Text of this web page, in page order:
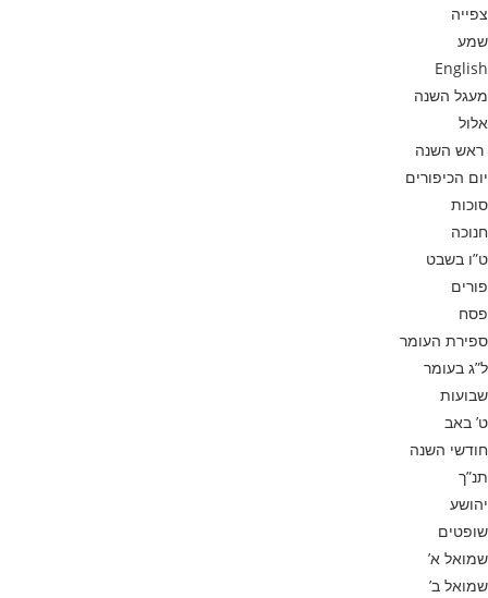
צפייה
שמע
English
מעגל השנה
אלול
ראש השנה
יום הכיפורים
סוכות
חנוכה
ט”ו בשבט
פורים
פסח
ספירת העומר
ל”ג בעומר
שבועות
ט’ באב
חודשי השנה
תנ”ך
יהושע
שופטים
שמואל א’
שמואל ב’